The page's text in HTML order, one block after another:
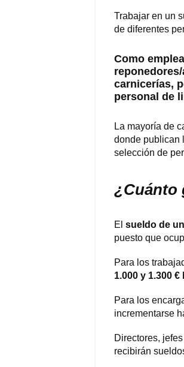
Trabajar en un
de diferentes
Como
carnicerías,
personal de
La mayoría de
donde publican
selección de
¿Cuánto
El sueldo de
puesto que
Para los
1.000 y 1.300
Para los
incrementarse
Directores,
recibirán